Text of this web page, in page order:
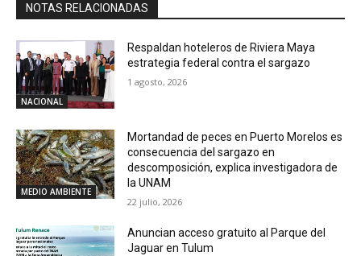
NOTAS RELACIONADAS
NACIONAL
Respaldan hoteleros de Riviera Maya
estrategia federal contra el sargazo
1 agosto, 2026
MEDIO AMBIENTE
Mortandad de peces en Puerto Morelos es
consecuencia del sargazo en
descomposición, explica investigadora de
la UNAM
22 julio, 2026
Anuncian acceso gratuito al Parque del
Jaguar en Tulum